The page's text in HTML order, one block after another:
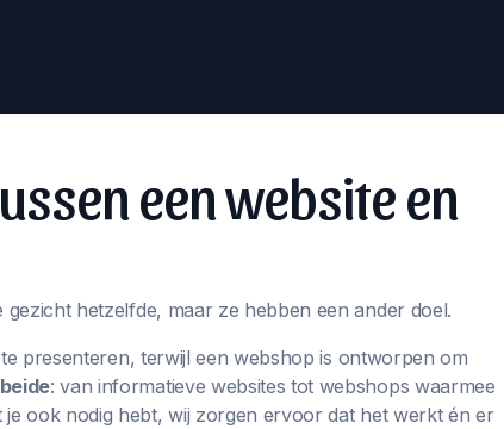
een website en
hetzelfde, maar ze hebben een ander doel.
presenteren, terwijl een webshop is ontworpen om
: van informatieve websites tot webshops waarmee
ook nodig hebt, wij zorgen ervoor dat het werkt én er